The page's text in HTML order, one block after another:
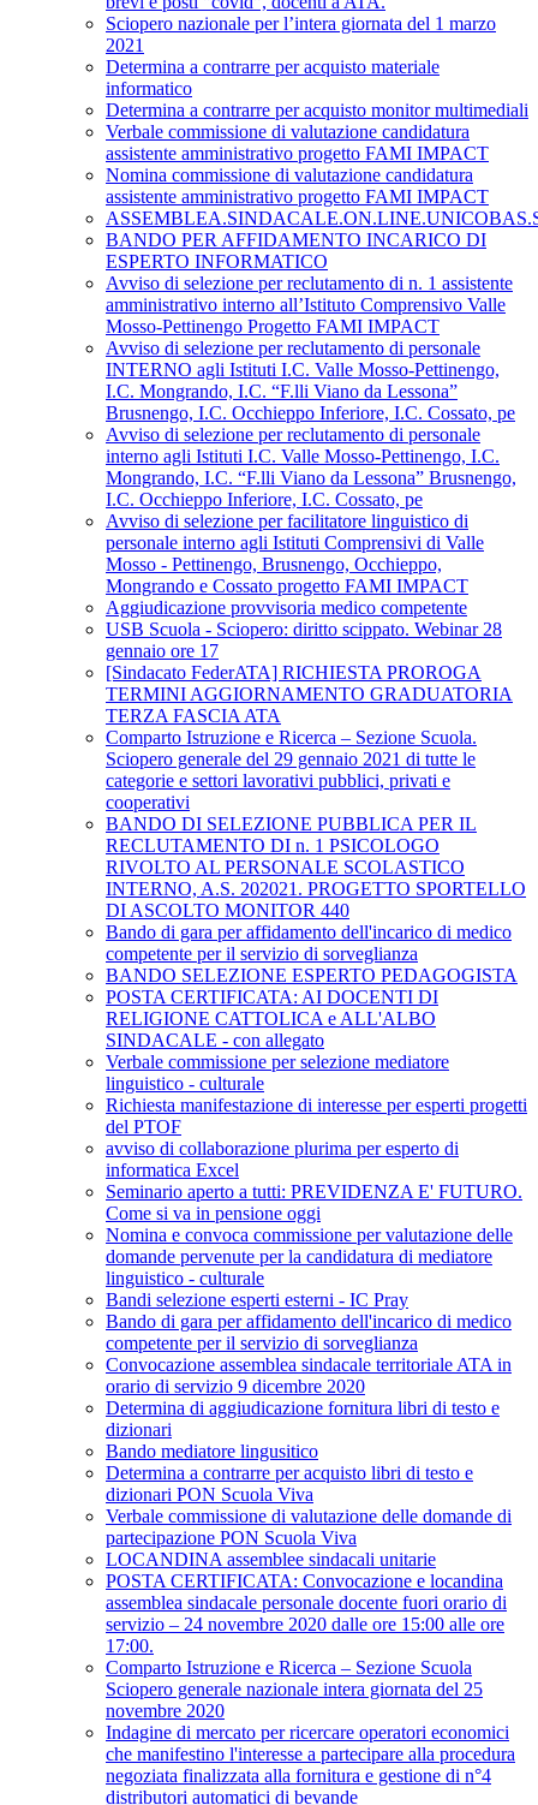
Sciopero nazionale per l’intera giornata del 1 marzo
2021
Determina a contrarre per acquisto materiale
informatico
Determina a contrarre per acquisto monitor multimediali
Verbale commissione di valutazione candidatura
assistente amministrativo progetto FAMI IMPACT
Nomina commissione di valutazione candidatura
assistente amministrativo progetto FAMI IMPACT
BANDO PER AFFIDAMENTO INCARICO DI
ESPERTO INFORMATICO
Avviso di selezione per reclutamento di n. 1 assistente
amministrativo interno all’Istituto Comprensivo Valle
Mosso-Pettinengo Progetto FAMI IMPACT
Avviso di selezione per reclutamento di personale
INTERNO agli Istituti I.C. Valle Mosso-Pettinengo,
I.C. Mongrando, I.C. “F.lli Viano da Lessona”
Brusnengo, I.C. Occhieppo Inferiore, I.C. Cossato, pe
Avviso di selezione per reclutamento di personale
interno agli Istituti I.C. Valle Mosso-Pettinengo, I.C.
Mongrando, I.C. “F.lli Viano da Lessona” Brusnengo,
I.C. Occhieppo Inferiore, I.C. Cossato, pe
Avviso di selezione per facilitatore linguistico di
personale interno agli Istituti Comprensivi di Valle
Mosso - Pettinengo, Brusnengo, Occhieppo,
Mongrando e Cossato progetto FAMI IMPACT
Aggiudicazione provvisoria medico competente
USB Scuola - Sciopero: diritto scippato. Webinar 28
gennaio ore 17
[Sindacato FederATA] RICHIESTA PROROGA
TERMINI AGGIORNAMENTO GRADUATORIA
TERZA FASCIA ATA
Comparto Istruzione e Ricerca – Sezione Scuola.
Sciopero generale del 29 gennaio 2021 di tutte le
categorie e settori lavorativi pubblici, privati e
cooperativi
BANDO DI SELEZIONE PUBBLICA PER IL
RECLUTAMENTO DI n. 1 PSICOLOGO
RIVOLTO AL PERSONALE SCOLASTICO
INTERNO, A.S. 202021. PROGETTO SPORTELLO
DI ASCOLTO MONITOR 440
Bando di gara per affidamento dell'incarico di medico
competente per il servizio di sorveglianza
BANDO SELEZIONE ESPERTO PEDAGOGISTA
POSTA CERTIFICATA: AI DOCENTI DI
RELIGIONE CATTOLICA e ALL'ALBO
SINDACALE - con allegato
Verbale commissione per selezione mediatore
linguistico - culturale
Richiesta manifestazione di interesse per esperti progetti
del PTOF
avviso di collaborazione plurima per esperto di
informatica Excel
Seminario aperto a tutti: PREVIDENZA E' FUTURO.
Come si va in pensione oggi
Nomina e convoca commissione per valutazione delle
domande pervenute per la candidatura di mediatore
linguistico - culturale
Bandi selezione esperti esterni - IC Pray
Bando di gara per affidamento dell'incarico di medico
competente per il servizio di sorveglianza
Convocazione assemblea sindacale territoriale ATA in
orario di servizio 9 dicembre 2020
Determina di aggiudicazione fornitura libri di testo e
dizionari
Bando mediatore lingusitico
Determina a contrarre per acquisto libri di testo e
dizionari PON Scuola Viva
Verbale commissione di valutazione delle domande di
partecipazione PON Scuola Viva
LOCANDINA assemblee sindacali unitarie
POSTA CERTIFICATA: Convocazione e locandina
assemblea sindacale personale docente fuori orario di
servizio – 24 novembre 2020 dalle ore 15:00 alle ore
17:00.
Comparto Istruzione e Ricerca – Sezione Scuola
Sciopero generale nazionale intera giornata del 25
novembre 2020
Indagine di mercato per ricercare operatori economici
che manifestino l'interesse a partecipare alla procedura
negoziata finalizzata alla fornitura e gestione di n°4
distributori automatici di bevande